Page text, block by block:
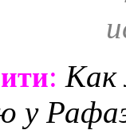
: Как
у